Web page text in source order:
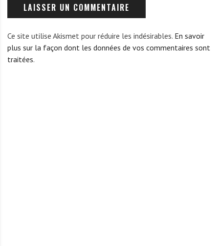
Ce site utilise Akismet pour réduire les indésirables. En savoir
plus sur la façon dont les données de vos commentaires sont
traitées.